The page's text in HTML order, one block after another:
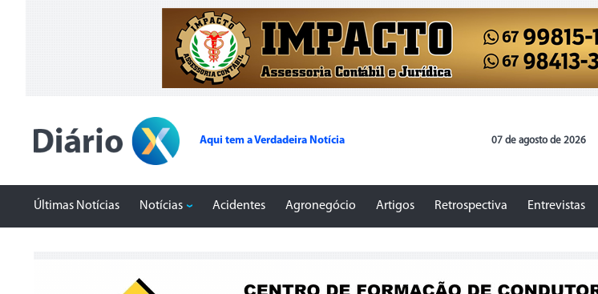
Aqui tem a Verdadeira Notícia 07 de agosto de 2026
Últimas Notícias Notícias Acidentes Agronegócio Artigos Retrospectiva Entrevistas